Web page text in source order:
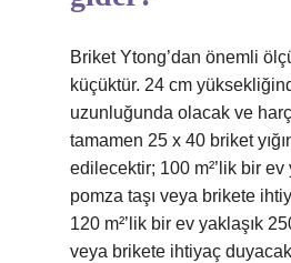
Briket Ytong’dan önemli
küçüktür. 24 cm
uzunluğunda olacak ve
tamamen 25 x 40 briket
edilecektir; 100 m²’lik bir ev
pomza taşı veya brikete
120 m²’lik bir ev yaklaşık
veya brikete ihtiyaç